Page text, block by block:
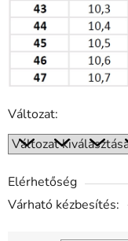
Változat:
Elérhetőség
Várható kézbesítés: